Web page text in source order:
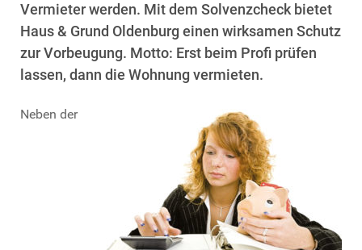
Vermieter werden. Mit dem Solvenzcheck bietet
Haus & Grund Oldenburg einen wirksamen Schutz
zur Vorbeugung. Motto: Erst beim Profi prüfen
lassen, dann die Wohnung vermieten.
Neben der